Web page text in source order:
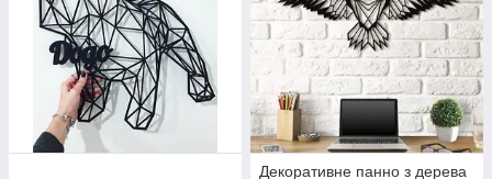
Декоративне панно з дерева